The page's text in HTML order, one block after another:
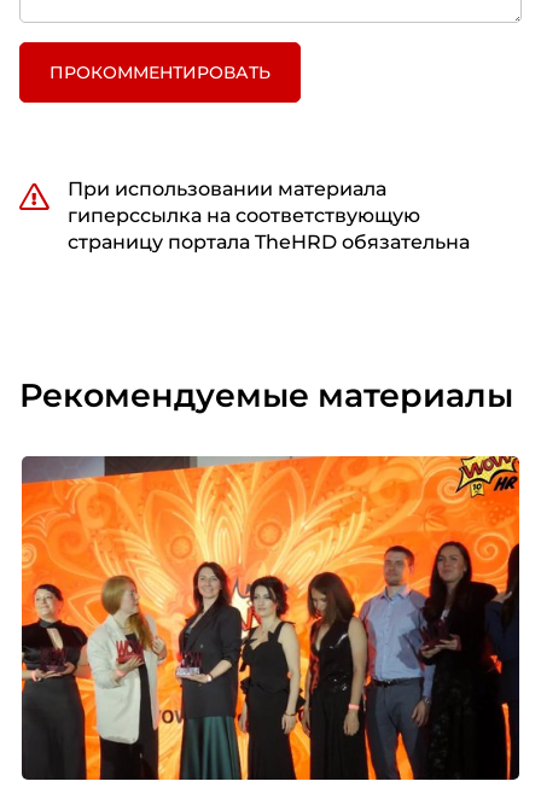
ПРОКОММЕНТИРОВАТЬ
При использовании материала
гиперссылка на соответствующую
страницу портала TheHRD обязательна
Рекомендуемые материалы